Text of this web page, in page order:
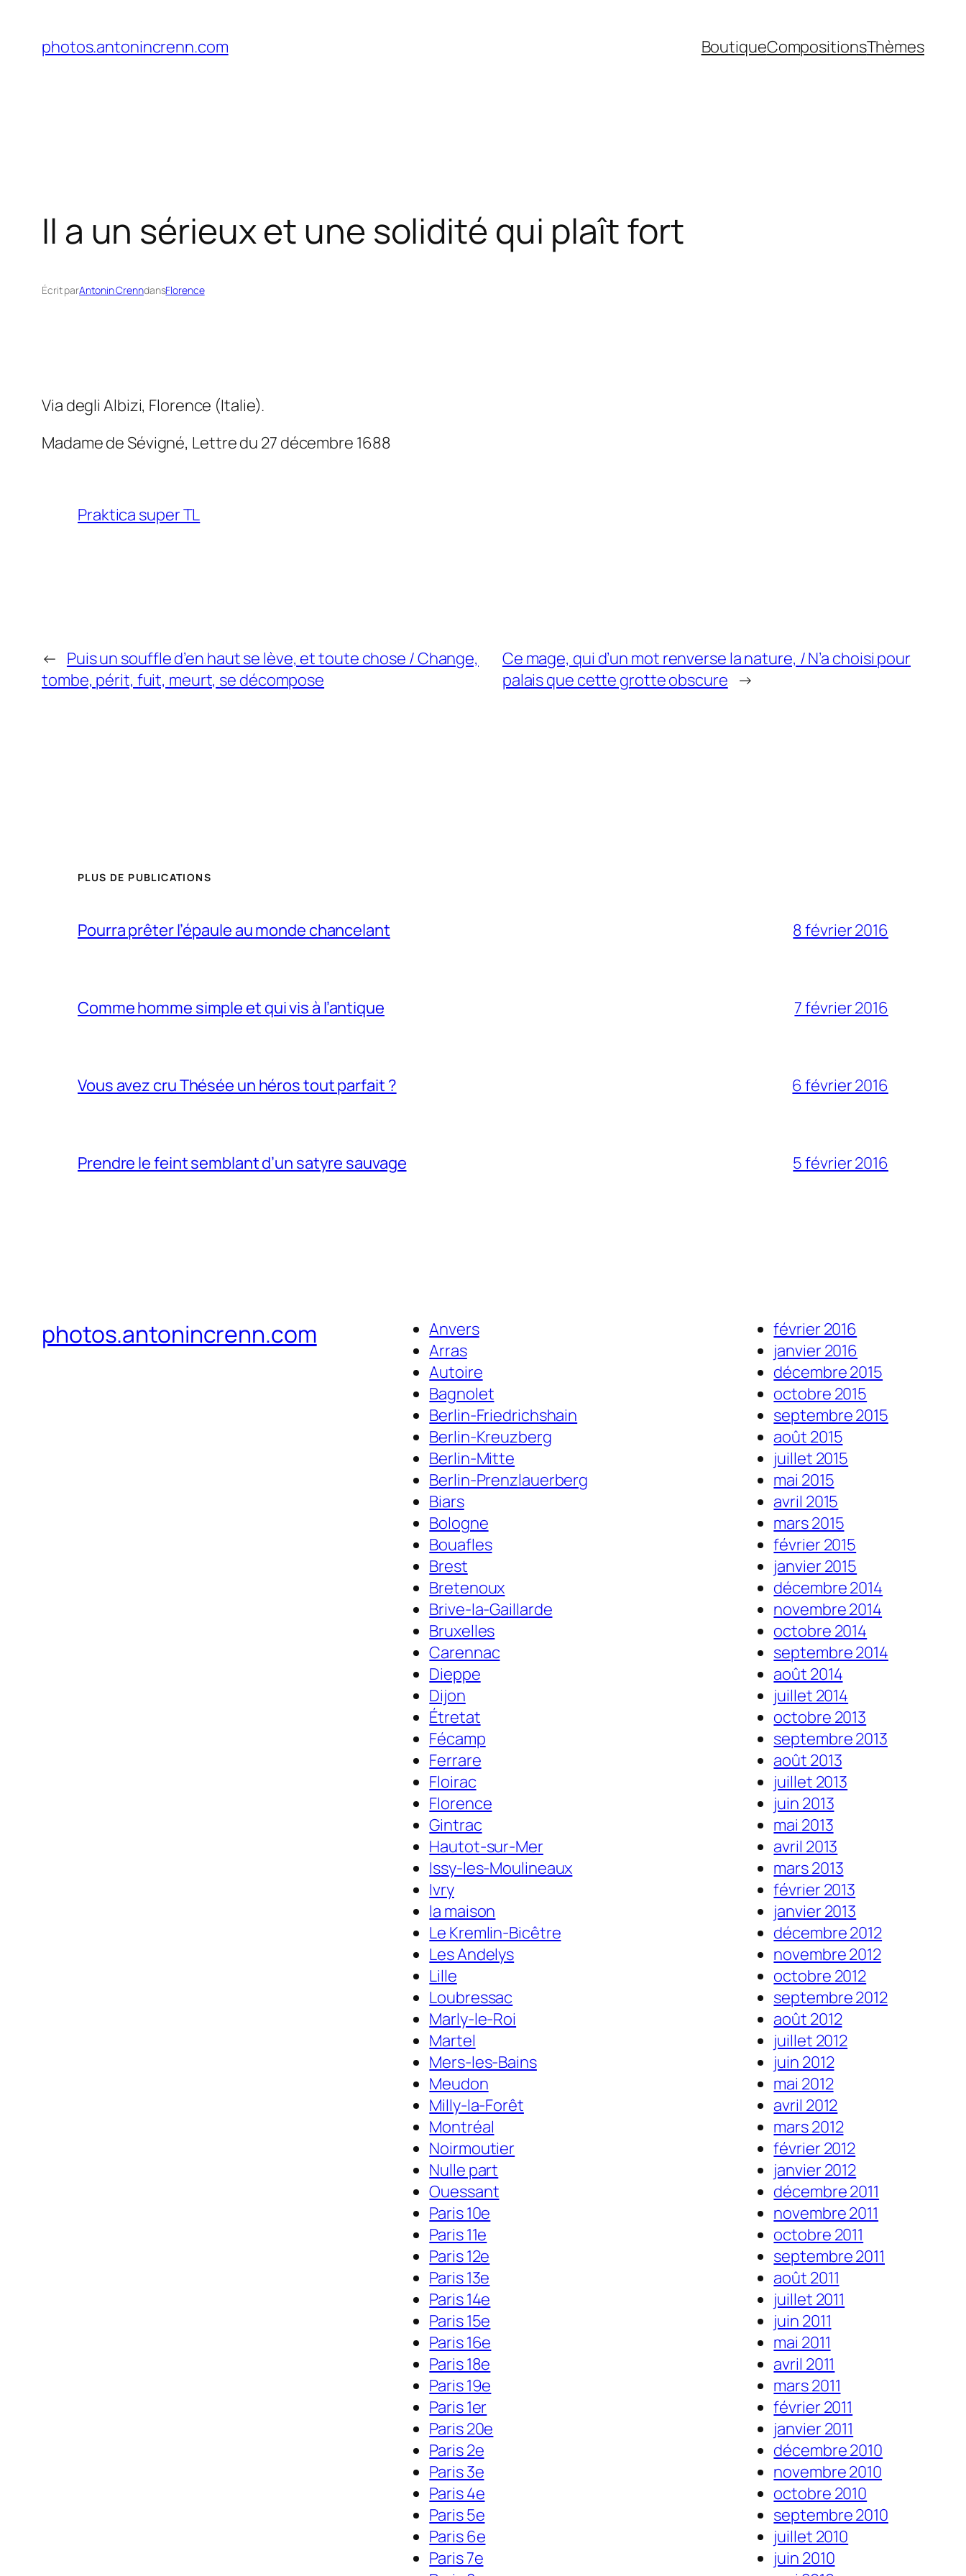
contenu
photos.antonincrenn.com BoutiqueCompositionsThèmes
Il a un sérieux et une solidité qui plaît fort
Écrit parAntonin CrenndansFlorence
Via degli Albizi, Florence (Italie).
Madame de Sévigné, Lettre du 27 décembre 1688
Praktica super TL
← Puis un souffle d’en haut se lève, et toute chose / Change,
tombe, périt, fuit, meurt, se décompose
Ce mage, qui d’un mot renverse la nature, / N’a choisi pour
palais que cette grotte obscure →
PLUS DE PUBLICATIONS
Pourra prêter l’épaule au monde chancelant 8 février 2016
Comme homme simple et qui vis à l’antique 7 février 2016
Vous avez cru Thésée un héros tout parfait ? 6 février 2016
Prendre le feint semblant d’un satyre sauvage 5 février 2016
photos.antonincrenn.com
Anvers
Arras
Autoire
Bagnolet
Berlin-Friedrichshain
Berlin-Kreuzberg
Berlin-Mitte
Berlin-Prenzlauerberg
Biars
Bologne
Bouafles
Brest
Bretenoux
Brive-la-Gaillarde
Bruxelles
Carennac
Dieppe
Dijon
Étretat
Fécamp
Ferrare
Floirac
Florence
Gintrac
Hautot-sur-Mer
Issy-les-Moulineaux
Ivry
la maison
Le Kremlin-Bicêtre
Les Andelys
Lille
Loubressac
Marly-le-Roi
Martel
Mers-les-Bains
Meudon
Milly-la-Forêt
Montréal
Noirmoutier
Nulle part
Ouessant
Paris 10e
Paris 11e
Paris 12e
Paris 13e
Paris 14e
Paris 15e
Paris 16e
Paris 18e
Paris 19e
Paris 1er
Paris 20e
Paris 2e
Paris 3e
Paris 4e
Paris 5e
Paris 6e
Paris 7e
février 2016
janvier 2016
décembre 2015
octobre 2015
septembre 2015
août 2015
juillet 2015
mai 2015
avril 2015
mars 2015
février 2015
janvier 2015
décembre 2014
novembre 2014
octobre 2014
septembre 2014
août 2014
juillet 2014
octobre 2013
septembre 2013
août 2013
juillet 2013
juin 2013
mai 2013
avril 2013
mars 2013
février 2013
janvier 2013
décembre 2012
novembre 2012
octobre 2012
septembre 2012
août 2012
juillet 2012
juin 2012
mai 2012
avril 2012
mars 2012
février 2012
janvier 2012
décembre 2011
novembre 2011
octobre 2011
septembre 2011
août 2011
juillet 2011
juin 2011
mai 2011
avril 2011
mars 2011
février 2011
janvier 2011
décembre 2010
novembre 2010
octobre 2010
septembre 2010
juillet 2010
juin 2010